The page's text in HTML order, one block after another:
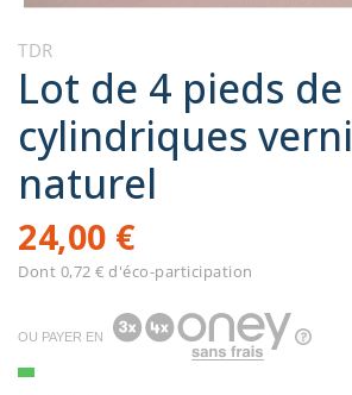
TDR
Lot de 4 pieds
cylindriques
naturel
24,00 €
Dont 0,72 € d'éco-participation
OU PAYER EN